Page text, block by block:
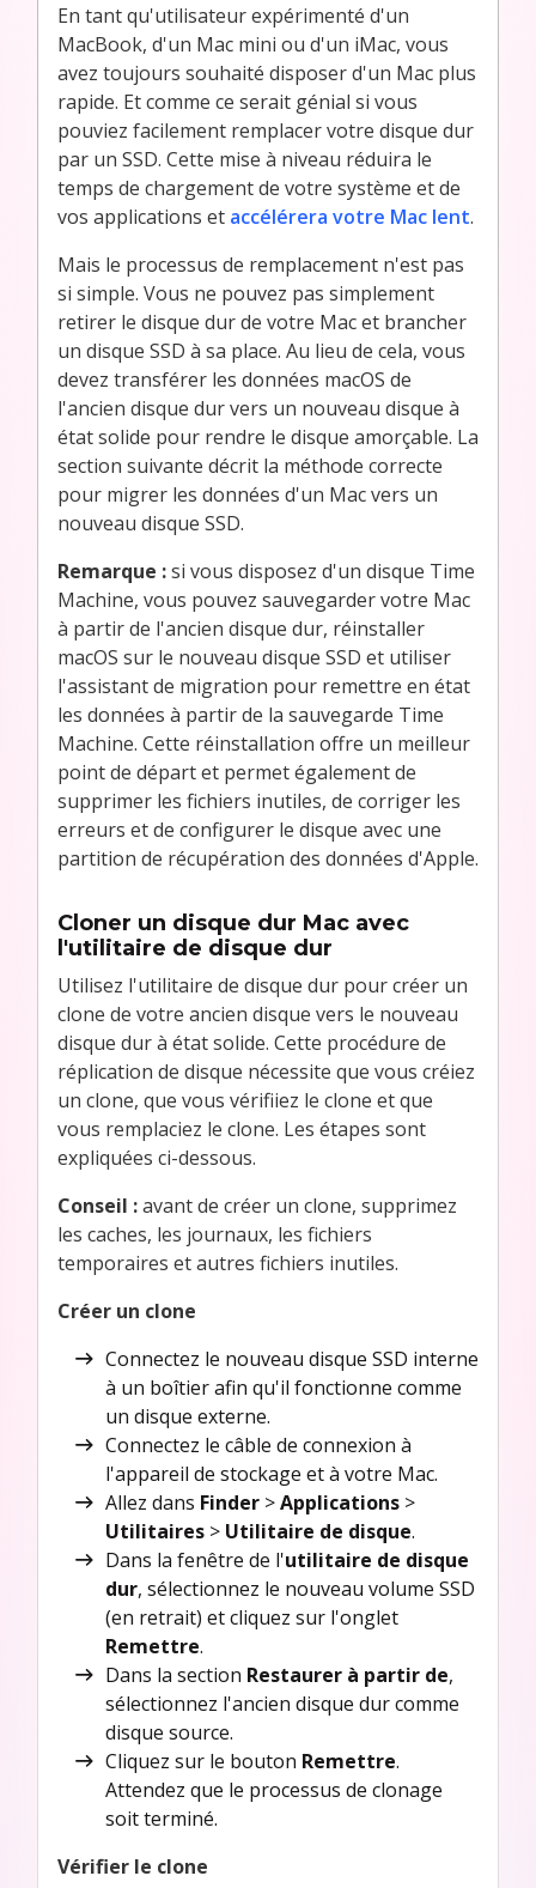
En tant qu'utilisateur expérimenté d'un
MacBook, d'un Mac mini ou d'un iMac, vous
avez toujours souhaité disposer d'un Mac plus
rapide. Et comme ce serait génial si vous
pouviez facilement remplacer votre disque dur
par un SSD. Cette mise à niveau réduira le
temps de chargement de votre système et de
vos applications et accélérera votre Mac lent.
Mais le processus de remplacement n'est pas
si simple. Vous ne pouvez pas simplement
retirer le disque dur de votre Mac et brancher
un disque SSD à sa place. Au lieu de cela, vous
devez transférer les données macOS de
l'ancien disque dur vers un nouveau disque à
état solide pour rendre le disque amorçable. La
section suivante décrit la méthode correcte
pour migrer les données d'un Mac vers un
nouveau disque SSD.
Remarque :si vous disposez d'un disque Time
Machine, vous pouvez sauvegarder votre Mac
à partir de l'ancien disque dur, réinstaller
macOS sur le nouveau disque SSD et utiliser
l'assistant de migration pour remettre en état
les données à partir de la sauvegarde Time
Machine. Cette réinstallation offre un meilleur
point de départ et permet également de
supprimer les fichiers inutiles, de corriger les
erreurs et de configurer le disque avec une
partition de récupération des données d'Apple.
Cloner un disque dur Mac avec
l'utilitaire de disque dur
Utilisez l'utilitaire de disque dur pour créer un
clone de votre ancien disque vers le nouveau
disque dur à état solide. Cette procédure de
réplication de disque nécessite que vous créiez
un clone, que vous vérifiiez le clone et que
vous remplaciez le clone. Les étapes sont
expliquées ci-dessous.
Conseil :avant de créer un clone, supprimez
les caches, les journaux, les fichiers
temporaires et autres fichiers inutiles.
Créer un clone
Connectez le nouveau disque SSD interne
à un boîtier afin qu'il fonctionne comme
un disque externe.
Connectez le câble de connexion à
l'appareil de stockage et à votre Mac.
Allez dans Finder >Applications >
Utilitaires > Utilitaire de disque.
Dans la fenêtre de l'utilitaire de disque
dur, sélectionnez le nouveau volume SSD
(en retrait) et cliquez sur l'onglet
Remettre.
Dans la section Restaurer à partir de,
sélectionnez l'ancien disque dur comme
disque source.
Cliquez sur le bouton Remettre.
Attendez que le processus de clonage
soit terminé.
Vérifier le clone